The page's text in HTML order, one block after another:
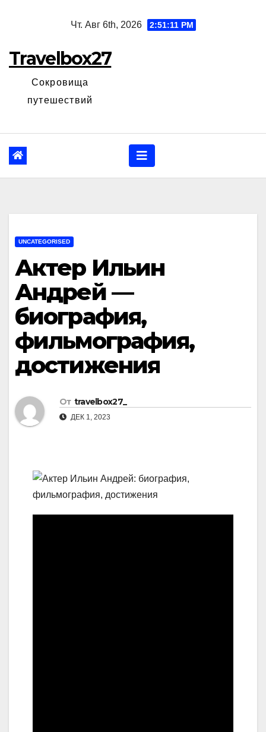
Чт. Авг 6th, 2026 2:51:12 PM
Travelbox27
Сокровища
путешествий
UNCATEGORISED
Актер Ильин
Андрей —
биография,
фильмография,
достижения
От travelbox27_
ДЕК 1, 2023